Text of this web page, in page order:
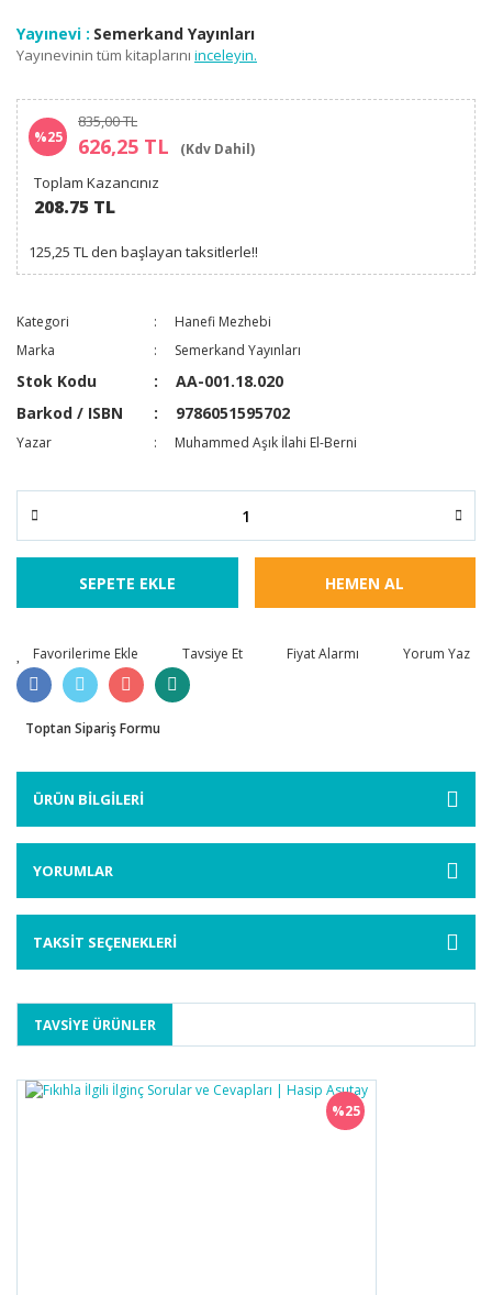
Yayınevi : Semerkand Yayınları
Yayınevinin tüm kitaplarını inceleyin.
%25
835,00 TL
626,25 TL (Kdv Dahil)
Toplam Kazancınız
208.75 TL
125,25 TL den başlayan taksitlerle!!
Kategori
Hanefi Mezhebi
Marka
Semerkand Yayınları
Stok Kodu
AA-001.18.020
Barkod / ISBN
9786051595702
Yazar Muhammed Aşık İlahi El-Berni
SEPETE EKLE HEMEN AL
Tavsiye Et Fiyat Alarmı Yorum Yaz
Toptan Sipariş Formu
ÜRÜN BİLGİLERİ
YORUMLAR
TAKSİT SEÇENEKLERİ
TAVSİYE ÜRÜNLER
%25